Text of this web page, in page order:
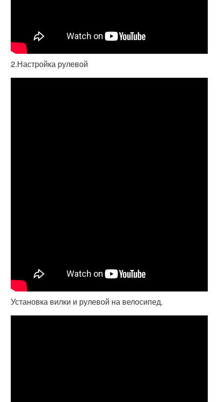
2.Настройка рулевой
Установка вилки и рулевой на велосипед.